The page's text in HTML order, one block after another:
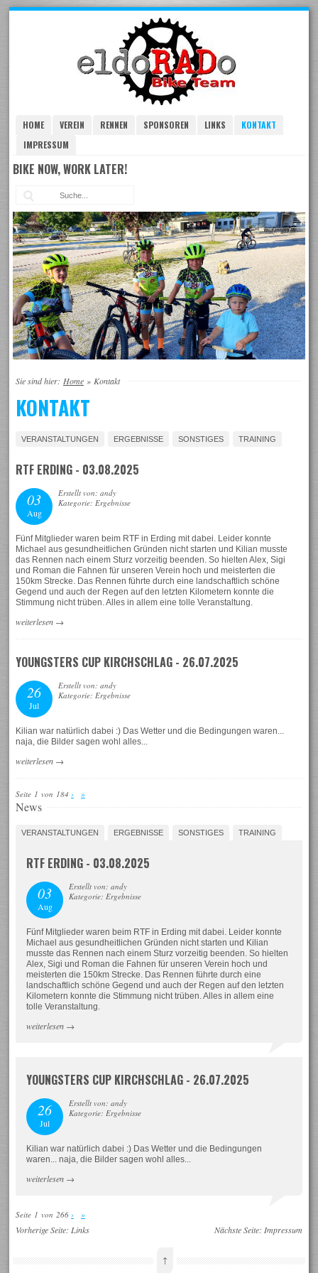
HOME VEREIN RENNEN SPONSOREN LINKS
KONTAKT
IMPRESSUM
BIKE NOW, WORK LATER!
Sie sind hier: Home » Kontakt
KONTAKT
VERANSTALTUNGEN ERGEBNISSE SONSTIGES TRAINING
RTF ERDING - 03.08.2025
03
Aug
Erstellt von: andy
Kategorie: Ergebnisse
Fünf Mitglieder waren beim RTF in Erding mit dabei. Leider konnte
Michael aus gesundheitlichen Gründen nicht starten und Kilian musste
das Rennen nach einem Sturz vorzeitig beenden. So hielten Alex, Sigi
und Roman die Fahnen für unseren Verein hoch und meisterten die
150km Strecke. Das Rennen führte durch eine landschaftlich schöne
Gegend und auch der Regen auf den letzten Kilometern konnte die
Stimmung nicht trüben. Alles in allem eine tolle Veranstaltung.
weiterlesen →
YOUNGSTERS CUP KIRCHSCHLAG - 26.07.2025
26
Jul
Erstellt von: andy
Kategorie: Ergebnisse
Kilian war natürlich dabei :) Das Wetter und die Bedingungen waren...
naja, die Bilder sagen wohl alles...
weiterlesen →
Seite 1 von 184 › »
News
VERANSTALTUNGEN ERGEBNISSE SONSTIGES TRAINING
RTF ERDING - 03.08.2025
03
Aug
Erstellt von: andy
Kategorie: Ergebnisse
Fünf Mitglieder waren beim RTF in Erding mit dabei. Leider konnte
Michael aus gesundheitlichen Gründen nicht starten und Kilian
musste das Rennen nach einem Sturz vorzeitig beenden. So hielten
Alex, Sigi und Roman die Fahnen für unseren Verein hoch und
meisterten die 150km Strecke. Das Rennen führte durch eine
landschaftlich schöne Gegend und auch der Regen auf den letzten
Kilometern konnte die Stimmung nicht trüben. Alles in allem eine
tolle Veranstaltung.
weiterlesen →
YOUNGSTERS CUP KIRCHSCHLAG - 26.07.2025
26
Jul
Erstellt von: andy
Kategorie: Ergebnisse
Kilian war natürlich dabei :) Das Wetter und die Bedingungen
waren... naja, die Bilder sagen wohl alles...
weiterlesen →
Seite 1 von 266 › »
Vorherige Seite: Links Nächste Seite: Impressum
↑